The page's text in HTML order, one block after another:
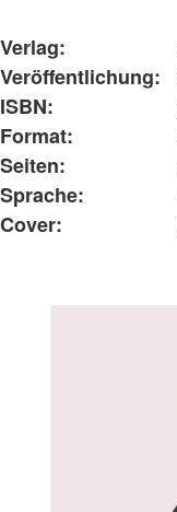
Verlag:
Veröffentlichung:
ISBN:
Format:
Seiten:
Sprache:
Cover: